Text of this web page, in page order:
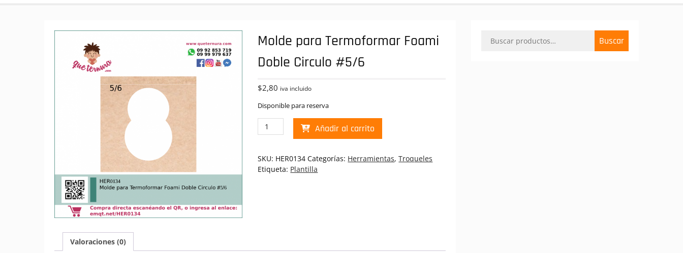
Molde para Termoformar Foami
Doble Circulo #5/6
$2,80 iva incluido
Disponible para reserva
Molde
para
Foami
Doble
Circulo
Añadir al carrito
SKU: HER0134 Categorías: Herramientas,Troqueles
Etiqueta: Plantilla
Valoraciones (0)
por:
Buscar